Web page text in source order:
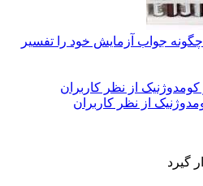
جواب آزمایش خود را تفسیر
از نظر کاربران
گیرد